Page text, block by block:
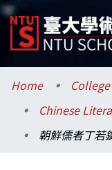
Communities &
Research
Home
朝鮮儒者丁若